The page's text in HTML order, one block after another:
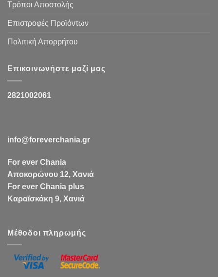
Τρόποι Αποστολής
Επιστροφές Προϊόντων
Πολιτική Απορρήτου
Επικοινωνήστε μαζί μας
2821002061
info@foreverchania.gr
For ever Chania
Αποκορώνου 12, Χανιά
For ever Chania plus
Καραϊσκάκη 9, Χανιά
Μέθοδοι πληρωμής